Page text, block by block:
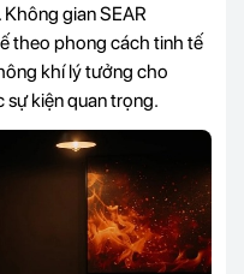
gian SEAR
theo phong cách tinh tế
khí lý tưởng cho
sự kiện quan trọng.